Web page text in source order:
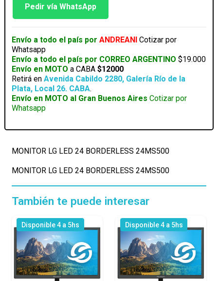
Pedir vía WhatsApp
Envío a todo el país por ANDREANI Cotizar por
Whatsapp
Envío a todo el país por CORREO ARGENTINO $19.000
Envío en MOTO a CABA$12000
Retirá enAvenida Cabildo 2280, Galería Río de la
Plata, Local 26. CABA.
Envío en MOTO al Gran Buenos Aires Cotizar por
Whatsapp
MONITOR LG LED 24 BORDERLESS 24MS500
MONITOR LG LED 24 BORDERLESS 24MS500
También te puede interesar
Disponible 4 a 5hs Disponible 4 a 5hs